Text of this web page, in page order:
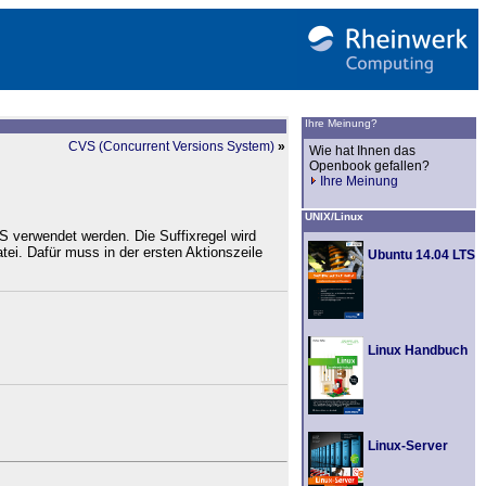
CVS (Concurrent Versions System) »
verwendet werden. Die Suffixregel wird
Dafür muss in der ersten Aktionszeile
Ihre Meinung?
Wie hat Ihnen das
Openbook gefallen?
Ihre Meinung
UNIX/Linux
Ubuntu 14.04 LTS
Linux Handbuch
Linux-Server